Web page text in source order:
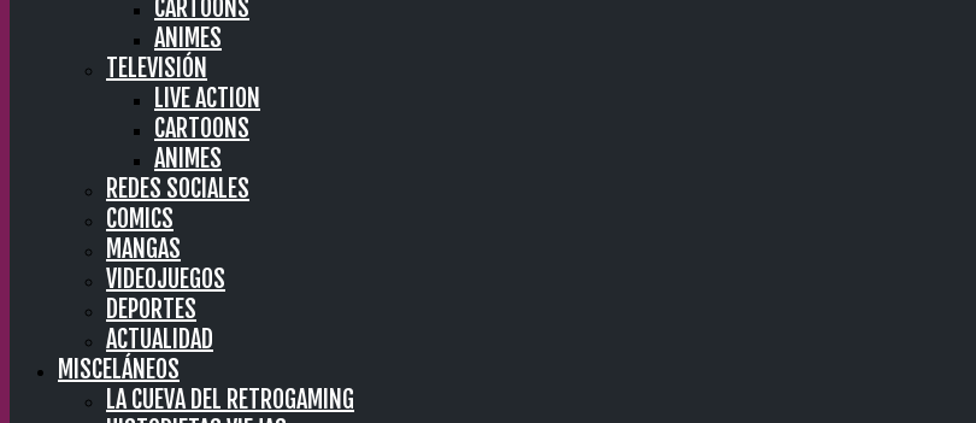
CARTOONS
ANIMES
TELEVISIÓN
LIVE ACTION
CARTOONS
ANIMES
REDES SOCIALES
COMICS
MANGAS
VIDEOJUEGOS
DEPORTES
ACTUALIDAD
MISCELÁNEOS
LA CUEVA DEL RETROGAMING